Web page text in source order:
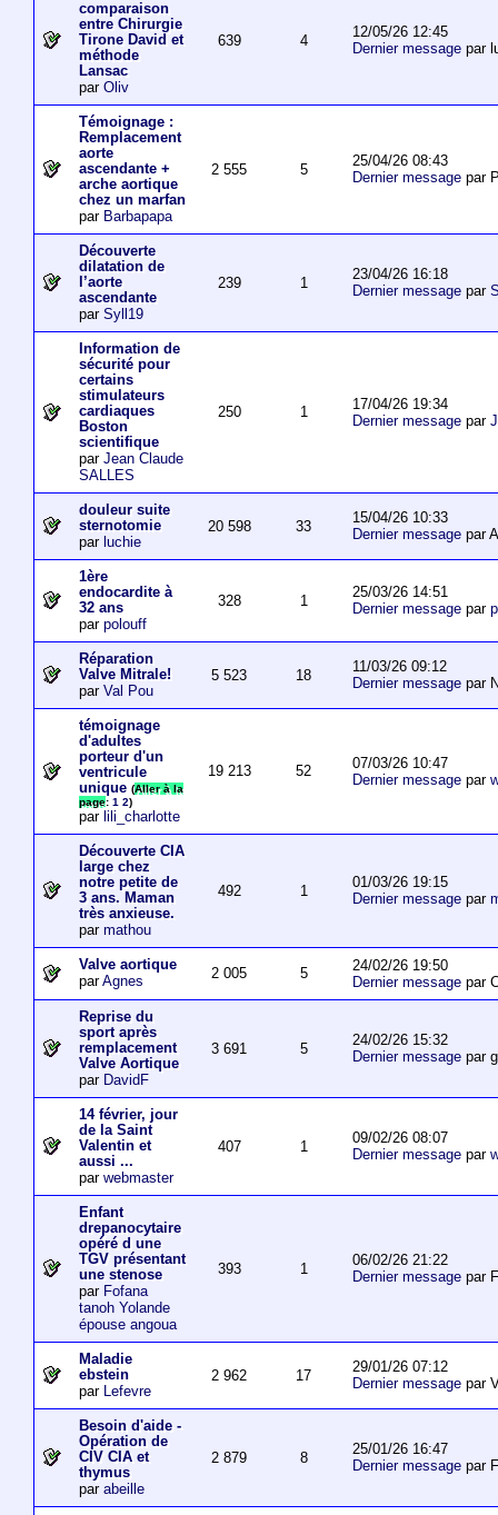
comparaison
entre Chirurgie
Tirone David et
méthode
Lansac
par Oliv
639 4
12/05/26 12:45
Dernier messagepar
Témoignage :
Remplacement
aorte
ascendante +
arche aortique
chez un marfan
par Barbapapa
2 555 5
25/04/26 08:43
Dernier messagepar
Découverte
dilatation de
l’aorte
ascendante
par Syll19
239 1
23/04/26 16:18
Dernier messagepar
Information de
sécurité pour
certains
stimulateurs
cardiaques
Boston
scientifique
par Jean Claude
SALLES
250 1
17/04/26 19:34
Dernier messagepar
douleur suite
sternotomie
par luchie
20 598 33
15/04/26 10:33
Dernier messagepar
1ère
endocardite à
32 ans
par polouff
328 1
25/03/26 14:51
Dernier messagepar
Réparation
Valve Mitrale!
par Val Pou
5 523 18
11/03/26 09:12
Dernier messagepar
témoignage
d'adultes
porteur d'un
ventricule
unique (Aller à la
page: 1 2)
par lili_charlotte
19 213 52
07/03/26 10:47
Dernier messagepar
Découverte CIA
large chez
notre petite de
3 ans. Maman
très anxieuse.
par mathou
492 1
01/03/26 19:15
Dernier messagepar
Valve aortique
parAgnes 2 005 5
24/02/26 19:50
Dernier messagepar
Reprise du
sport après
remplacement
Valve Aortique
par DavidF
3 691 5
24/02/26 15:32
Dernier messagepar
14 février, jour
de la Saint
Valentin et
aussi ...
par webmaster
407 1
09/02/26 08:07
Dernier messagepar
Enfant
drepanocytaire
opéré d une
TGV présentant
une stenose
par Fofana
tanoh Yolande
épouse angoua
393 1
06/02/26 21:22
Dernier messagepar
Maladie
ebstein
par Lefevre
2 962 17
29/01/26 07:12
Dernier messagepar
Besoin d'aide -
Opération de
CIV CIA et
thymus
par abeille
2 879 8
25/01/26 16:47
Dernier messagepar